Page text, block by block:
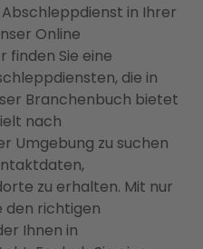
in Ihrer
Online
finden Sie eine
die in
Branchenbuch bietet
nach
Umgebung zu suchen
zu erhalten. Mit nur
den richtigen
Ihnen in